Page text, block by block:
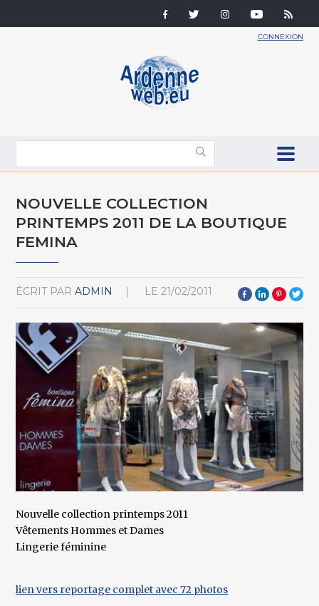
CONNEXION
NOUVELLE COLLECTION
PRINTEMPS 2011 DE LA BOUTIQUE
FEMINA
ÉCRIT PAR ADMIN LE 21/02/2011
Nouvelle collection printemps 2011
Vêtements Hommes et Dames
Lingerie féminine
lien vers reportage complet avec 72 photos